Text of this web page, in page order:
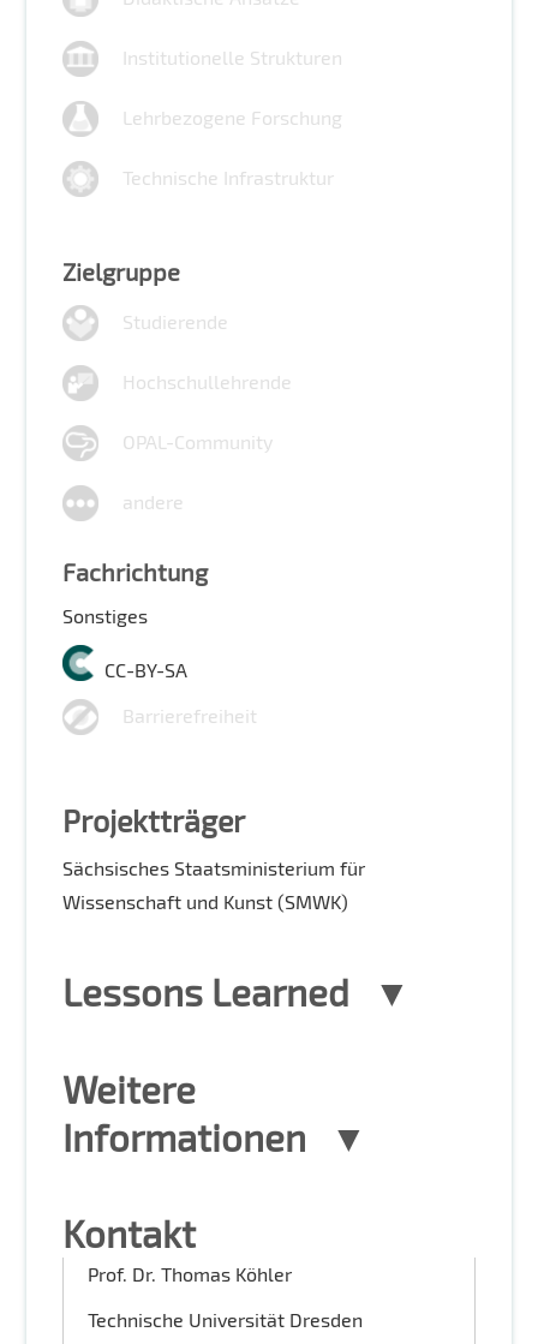
Institutionelle Strukturen
Lehrbezogene Forschung
Technische Infrastruktur
Zielgruppe
Studierende
Hochschullehrende
OPAL-Community
andere
Fachrichtung
Sonstiges
CC-BY-SA
Barrierefreiheit
Projektträger
Sächsisches Staatsministerium für
Wissenschaft und Kunst (SMWK)
Lessons Learned
Weitere
Informationen
Kontakt
Prof. Dr. Thomas Köhler
Technische Universität Dresden